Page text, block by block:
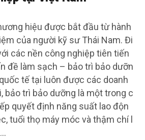
hiệu được bắt đầu từ hành
của người kỹ sư Thái Nam. Đi
các nền công nghiệp tiên tiến
đề làm sạch – bảo trì bảo dưỡn
tế tại luôn được các doanh
bảo trì bảo dưỡng là một trong c
quyết định năng suất lao độn
tuổi thọ máy móc và thậm chí l